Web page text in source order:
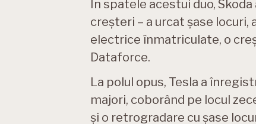
În spatele acestui duo,
creșteri – a urcat șase locuri,
electrice înmatriculate, o
Dataforce.
La polul opus, Tesla a
majori, coborând pe locul
și o retrogradare cu șase